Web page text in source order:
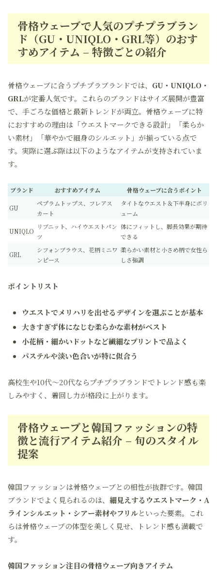
骨格ウェーブで人気のプチプラブラン
ド（GU・UNIQLO・GRL等）のおす
すめアイテム – 特徴ごとの紹介
骨格ウェーブに合うプチプラブランドでは、 GU・UNIQLO・
GRLが定番人気です。これらのブランドはサイズ展開が豊富
で、手ごろな価格と最新トレンドが両立。骨格ウェーブに特
におすすめの理由は「ウエストマークできる設計」「柔らか
い素材」「華やかで細身のシルエット」が揃っている点で
す。実際に選ぶ際は以下のようなアイテムが支持されていま
す。
ブランド おすすめアイテム 骨格ウェーブに合うポイント
GU
ペプラムトップス、フレアス
カート
タイトなウエスト＆下半身にボリ
ューム
UNIQLO
リブニット、ハイウエストパン
ツ
体にフィットし、脚長効果が期待
できる
GRL
シフォンブラウス、花柄ミニワ
ンピース
柔らかい素材と小さめ柄で女性ら
しさ強調
ポイントリスト
ウエストでメリハリを出せるデザインを選ぶことが基本
大きすぎず体になじむ柔らかな素材がベスト
小花柄・細かいドットなど繊細なプリントで品よく
パステルや淡い色合いが特に似合う
高校生や10代～20代ならプチプラブランドでトレンド感も楽
しみやすく、着回し力が格段に上がります。
骨格ウェーブと韓国ファッションの特
徴と流行アイテム紹介 – 旬のスタイル
提案
韓国ファッションは骨格ウェーブとの相性が抜群です。韓国
ブランドでよく見られるのは、 細見えするウエストマーク・A
ラインシルエット・シアー素材やフリルといった要素。これ
らは骨格ウェーブの体型を美しく見せ、トレンド感も満載で
す。
韓国ファッション注目の骨格ウェーブ向きアイテム